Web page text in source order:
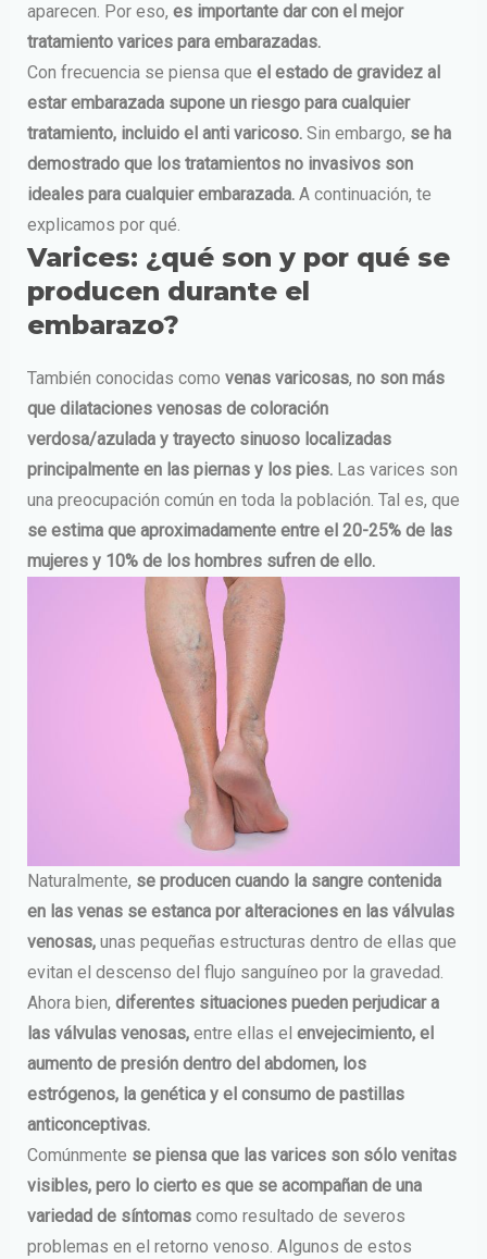
aparecen. Por eso, es importante dar con el mejor
tratamiento varices para embarazadas.
Con frecuencia se piensa que el estado de gravidez al
estar embarazada supone un riesgo para cualquier
tratamiento, incluido el anti varicoso.Sin embargo, se ha
demostrado que los tratamientos no invasivos son
ideales para cualquier embarazada.A continuación, te
explicamos por qué.
Varices: ¿qué son y por qué se
producen durante el
embarazo?
También conocidas como venas varicosas, no son más
que dilataciones venosas de coloración
verdosa/azulada y trayecto sinuoso localizadas
principalmente en las piernas y los pies. Las varices son
una preocupación común en toda la población. Tal es, que
se estima que aproximadamente entre el 20-25% de las
mujeres y 10% de los hombres sufren de ello.
Naturalmente, se producen cuando la sangre contenida
en las venas se estanca por alteraciones en las válvulas
venosas,unas pequeñas estructuras dentro de ellas que
evitan el descenso del flujo sanguíneo por la gravedad.
Ahora bien, diferentes situaciones pueden perjudicar a
las válvulas venosas,entre ellas el envejecimiento, el
aumento de presión dentro del abdomen, los
estrógenos, la genética y el consumo de pastillas
anticonceptivas.
Comúnmente se piensa que las varices son sólo venitas
visibles, pero lo cierto es que se acompañan de una
variedad de síntomascomo resultado de severos
problemas en el retorno venoso. Algunos de estos